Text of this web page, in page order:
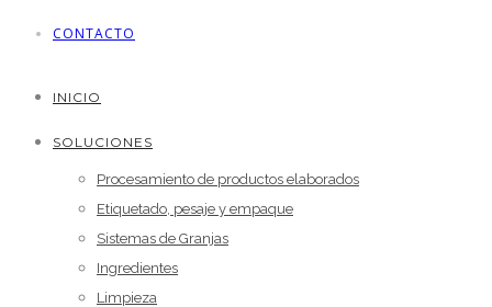
CONTACTO
INICIO
SOLUCIONES
Procesamiento de productos elaborados
Etiquetado, pesaje y empaque
Sistemas de Granjas
Ingredientes
Limpieza